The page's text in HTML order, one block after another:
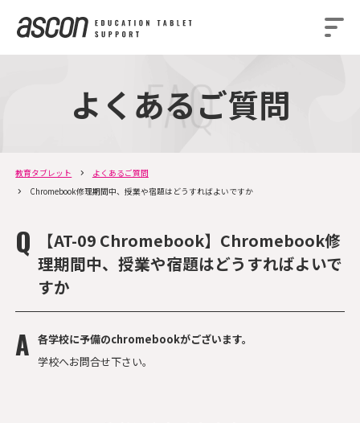
よくあるご質問
教育タブレット
よくあるご質問
Chromebook修理期間中、授業や宿題はどうすればよいですか
【AT-09 Chromebook】Chromebook修
理期間中、授業や宿題はどうすればよいで
すか
各学校に予備のchromebookがございます。
学校へお問合せ下さい。